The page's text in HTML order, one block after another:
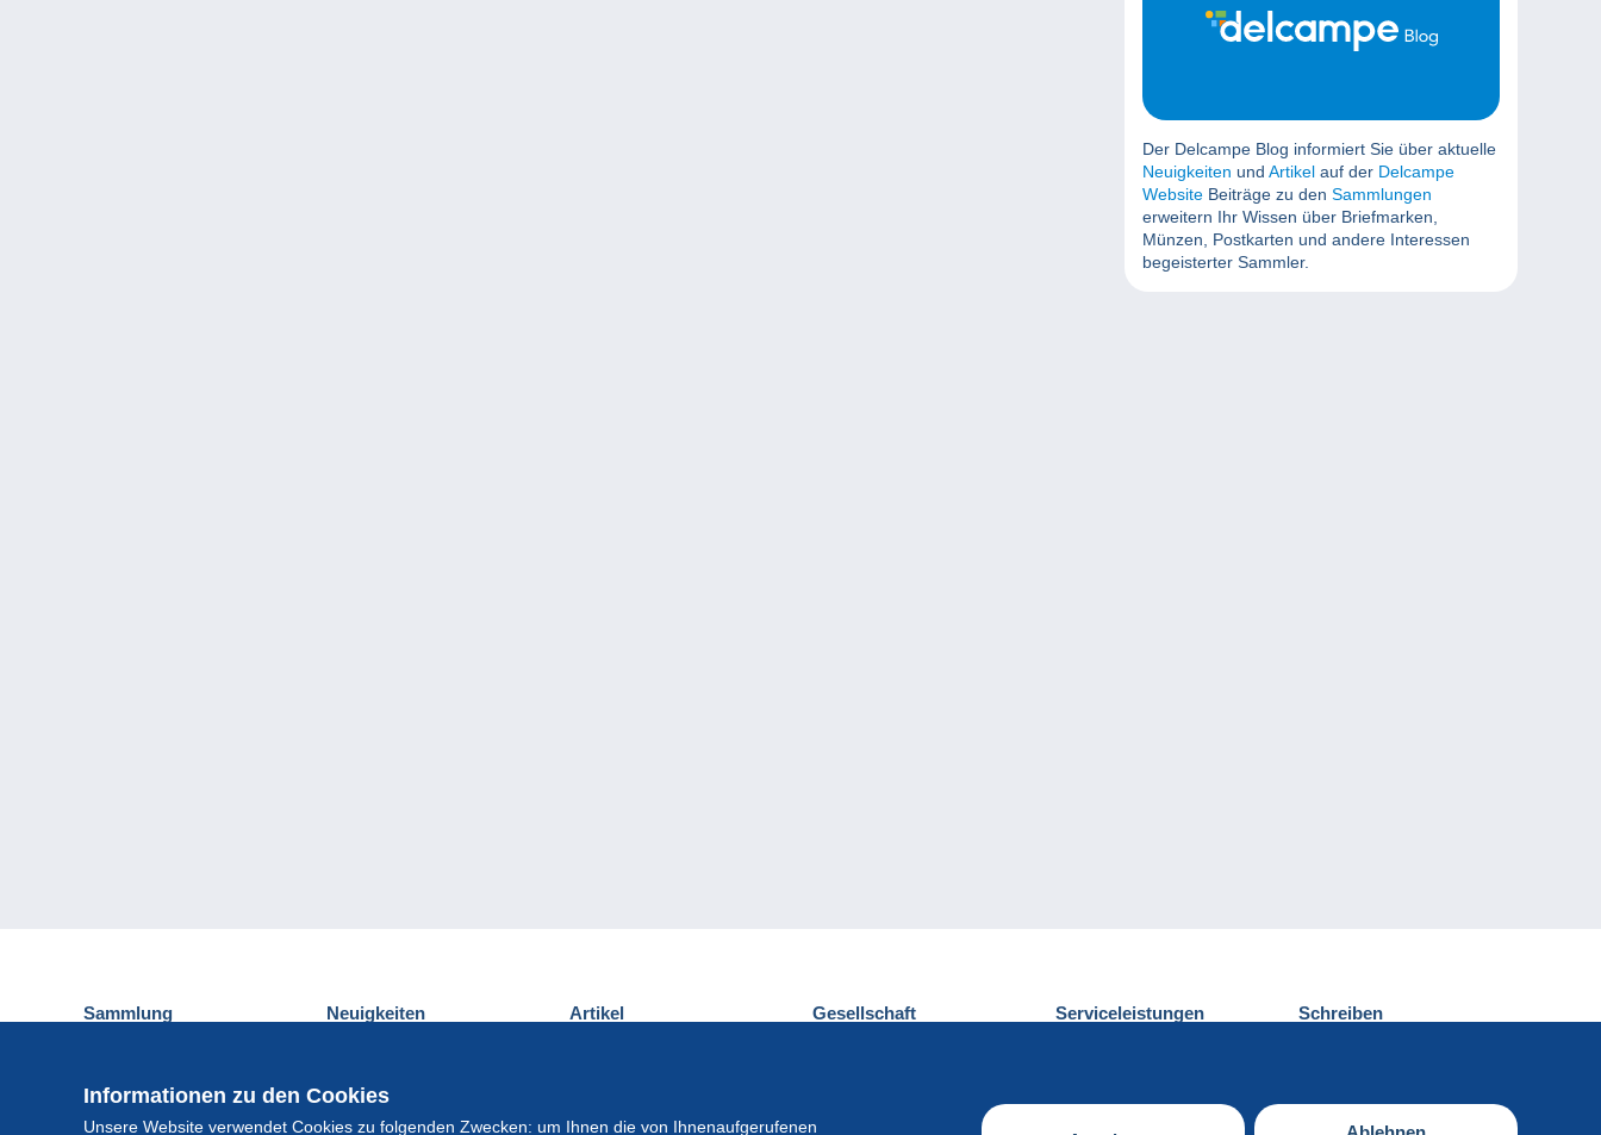
Der Delcampe Blog informiert Sie über aktuelle
Neuigkeiten und Artikel auf der Delcampe
Website Beiträge zu den Sammlungen
erweitern Ihr Wissen über Briefmarken,
Münzen, Postkarten und andere Interessen
begeisterter Sammler.
Informationen zu den Cookies
Unsere Website verwendet Cookies zu folgenden Zwecken: um Ihnen die von Ihnenaufgerufenen
Sammlung
Münzen und Banknoten
Neuigkeiten Artikel Gesellschaft Serviceleistungen Schreiben